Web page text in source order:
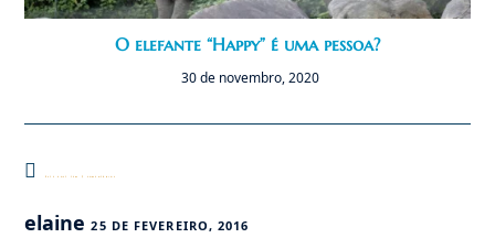
O elefante “Happy” é uma pessoa?
30 de novembro, 2020
Este post tem 5 comentários
elaine25 DE FEVEREIRO, 2016